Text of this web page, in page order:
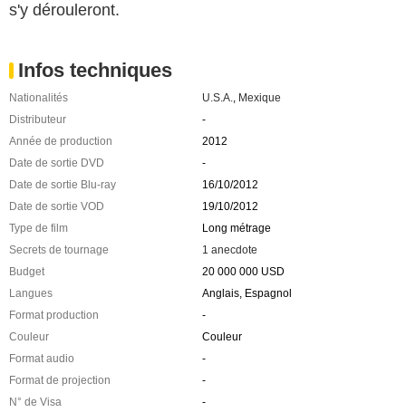
s'y dérouleront.
Infos techniques
Nationalités U.S.A., Mexique
Distributeur
-
Année de production
2012
Date de sortie DVD
-
Date de sortie Blu-ray
16/10/2012
Date de sortie VOD
19/10/2012
Type de film
Long métrage
Secrets de tournage
1 anecdote
Budget
20 000 000 USD
Langues
Anglais, Espagnol
Format production
-
Couleur
Couleur
Format audio
-
Format de projection
-
N° de Visa
-